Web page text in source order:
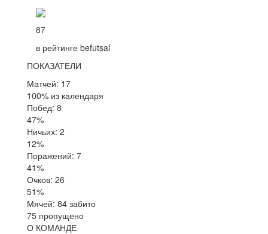
87
в рейтинге befutsal
ПОКАЗАТЕЛИ
Матчей: 17
100% из календаря
Побед: 8
47%
Ничьих: 2
12%
Поражений: 7
41%
Очков: 26
51%
Мячей: 84 забито
75 пропущено
О КОМАНДЕ